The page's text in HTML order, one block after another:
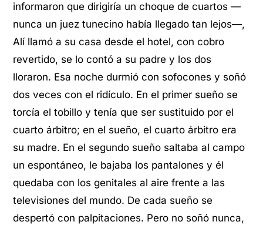
informaron que dirigiría un choque de cuartos —
nunca un juez tunecino había llegado tan lejos—,
Alí llamó a su casa desde el hotel, con cobro
revertido, se lo contó a su padre y los dos
lloraron. Esa noche durmió con sofocones y soñó
dos veces con el ridículo. En el primer sueño se
torcía el tobillo y tenía que ser sustituido por el
cuarto árbitro; en el sueño, el cuarto árbitro era
su madre. En el segundo sueño saltaba al campo
un espontáneo, le bajaba los pantalones y él
quedaba con los genitales al aire frente a las
televisiones del mundo. De cada sueño se
despertó con palpitaciones. Pero no soñó nunca,